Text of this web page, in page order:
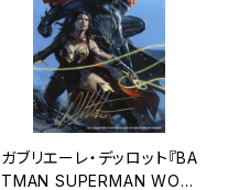
ガブリエーレ・デッロット『BA
TMAN SUPERMAN WON